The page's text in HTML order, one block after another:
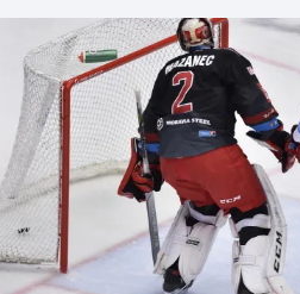
Cyklistika
DALŠÍ SPORTY
Americký fotbal
Baseball a softbal
Basketbal
NEPŘEHLÉDNĚTE
Soutěže
Historické návraty